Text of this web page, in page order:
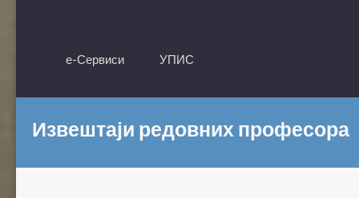
е-Сервиси УПИС
Извештаји редовних професора